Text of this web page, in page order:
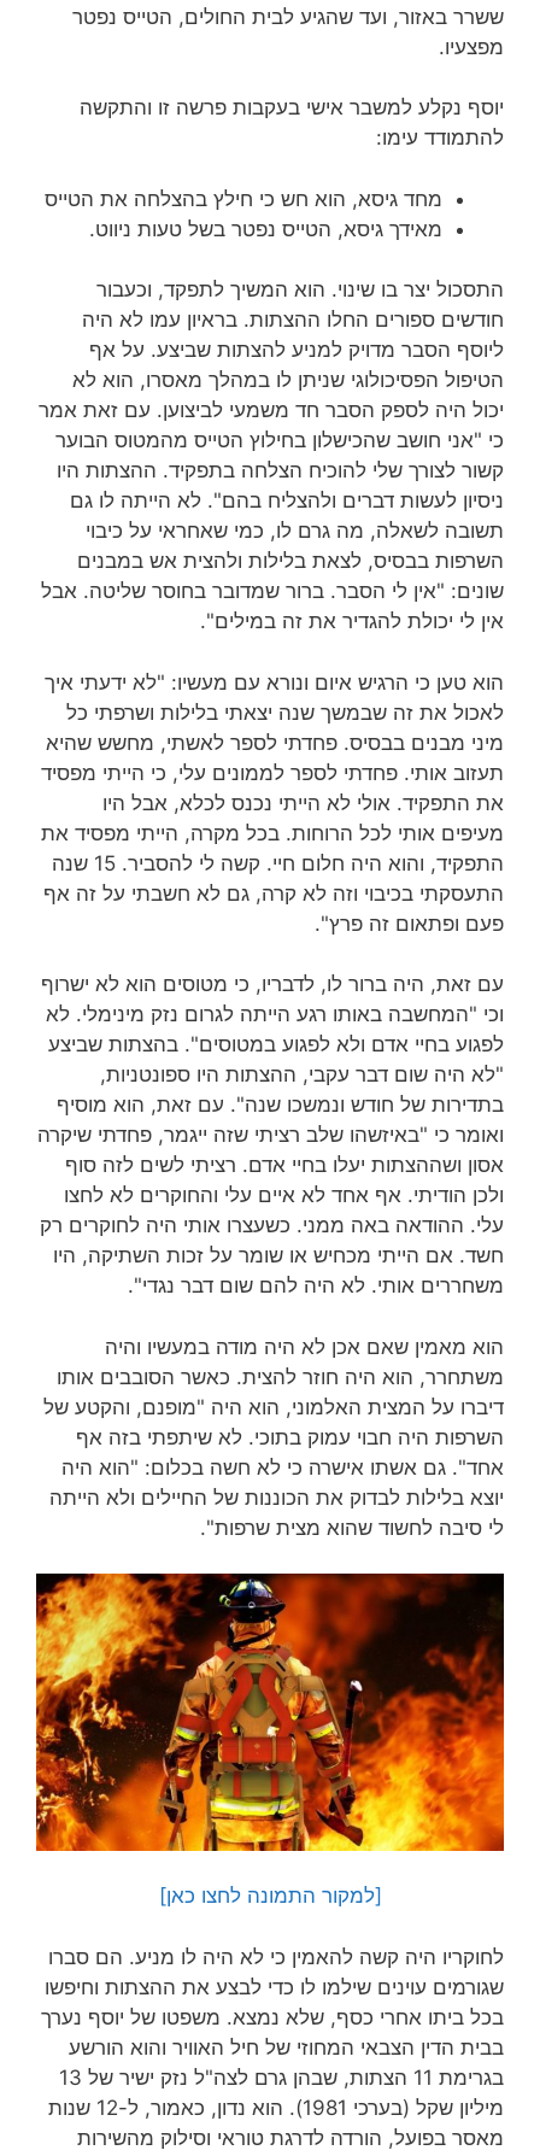
ששרר באזור, ועד שהגיע לבית החולים, הטייס נפטר
מפצעיו.
יוסף נקלע למשבר אישי בעקבות פרשה זו והתקשה
להתמודד עימו:
מחד גיסא, הוא חש כי חילץ בהצלחה את הטייס
מאידך גיסא, הטייס נפטר בשל טעות ניווט.
התסכול יצר בו שינוי. הוא המשיך לתפקד, וכעבור
חודשים ספורים החלו ההצתות. בראיון עמו לא היה
ליוסף הסבר מדויק למניע להצתות שביצע. על אף
הטיפול הפסיכולוגי שניתן לו במהלך מאסרו, הוא לא
יכול היה לספק הסבר חד משמעי לביצוען. עם זאת אמר
כי "אני חושב שהכישלון בחילוץ הטייס מהמטוס הבוער
קשור לצורך שלי להוכיח הצלחה בתפקיד. ההצתות היו
ניסיון לעשות דברים ולהצליח בהם". לא הייתה לו גם
תשובה לשאלה, מה גרם לו, כמי שאחראי על כיבוי
השרפות בבסיס, לצאת בלילות ולהצית אש במבנים
שונים: "אין לי הסבר. ברור שמדובר בחוסר שליטה. אבל
אין לי יכולת להגדיר את זה במילים".
הוא טען כי הרגיש איום ונורא עם מעשיו: "לא ידעתי איך
לאכול את זה שבמשך שנה יצאתי בלילות ושרפתי כל
מיני מבנים בבסיס. פחדתי לספר לאשתי, מחשש שהיא
תעזוב אותי. פחדתי לספר לממונים עלי, כי הייתי מפסיד
את התפקיד. אולי לא הייתי נכנס לכלא, אבל היו
מעיפים אותי לכל הרוחות. בכל מקרה, הייתי מפסיד את
התפקיד, והוא היה חלום חיי. קשה לי להסביר. 15 שנה
התעסקתי בכיבוי וזה לא קרה, גם לא חשבתי על זה אף
פעם ופתאום זה פרץ".
עם זאת, היה ברור לו, לדבריו, כי מטוסים הוא לא ישרוף
וכי "המחשבה באותו רגע הייתה לגרום נזק מינימלי. לא
לפגוע בחיי אדם ולא לפגוע במטוסים". בהצתות שביצע
"לא היה שום דבר עקבי, ההצתות היו ספונטניות,
בתדירות של חודש ונמשכו שנה". עם זאת, הוא מוסיף
ואומר כי "באיזשהו שלב רציתי שזה ייגמר, פחדתי שיקרה
אסון ושההצתות יעלו בחיי אדם. רציתי לשים לזה סוף
ולכן הודיתי. אף אחד לא איים עלי והחוקרים לא לחצו
עלי. ההודאה באה ממני. כשעצרו אותי היה לחוקרים רק
חשד. אם הייתי מכחיש או שומר על זכות השתיקה, היו
משחררים אותי. לא היה להם שום דבר נגדי".
הוא מאמין שאם אכן לא היה מודה במעשיו והיה
משתחרר, הוא היה חוזר להצית. כאשר הסובבים אותו
דיברו על המצית האלמוני, הוא היה "מופנם, והקטע של
השרפות היה חבוי עמוק בתוכי. לא שיתפתי בזה אף
אחד". גם אשתו אישרה כי לא חשה בכלום: "הוא היה
יוצא בלילות לבדוק את הכוננות של החיילים ולא הייתה
לי סיבה לחשוד שהוא מצית שרפות".
[למקור התמונה לחצו כאן]
לחוקריו היה קשה להאמין כי לא היה לו מניע. הם סברו
שגורמים עוינים שילמו לו כדי לבצע את ההצתות וחיפשו
בכל ביתו אחרי כסף, שלא נמצא. משפטו של יוסף נערך
בבית הדין הצבאי המחוזי של חיל האוויר והוא הורשע
בגרימת 11 הצתות, שבהן גרם לצה"ל נזק ישיר של 13
מיליון שקל (בערכי 1981). הוא נדון, כאמור, ל-12 שנות
מאסר בפועל, הורדה לדרגת טוראי וסילוק מהשירות